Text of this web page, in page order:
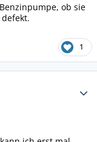
ob sie
1